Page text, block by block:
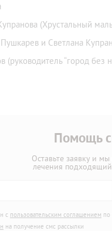
(Хрустальный
Пушкарев и Светлана
(руководитель “город без
Помощь
Оставьте заявку и
лечения
с пользовательским соглашением по
на получение смс рассылки